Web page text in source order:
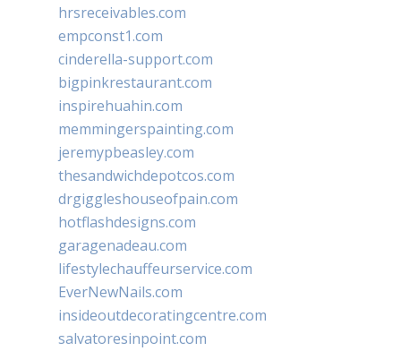
hrsreceivables.com
empconst1.com
cinderella-support.com
bigpinkrestaurant.com
inspirehuahin.com
memmingerspainting.com
jeremypbeasley.com
thesandwichdepotcos.com
drgiggleshouseofpain.com
hotflashdesigns.com
garagenadeau.com
lifestylechauffeurservice.com
EverNewNails.com
insideoutdecoratingcentre.com
salvatoresinpoint.com